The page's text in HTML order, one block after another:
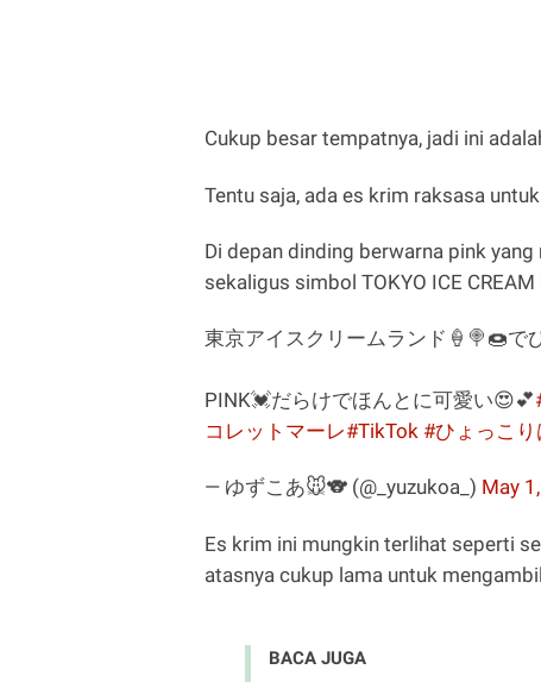
Cukup besar tempatnya, jadi ini
Tentu saja, ada es krim raksasa
Di depan dinding berwarna pink
sekaligus simbol TOKYO ICE CREAM
東京アイスクリームランド🍦🍭🍩で
PINK💓だらけでほんとに可愛い😍💕
コレットマーレ#TikTok #ひょっこり
— ゆずこあ🐭🐨 (@_yuzukoa_) May
Es krim ini mungkin terlihat seperti
atasnya cukup lama untuk
BACA JUGA